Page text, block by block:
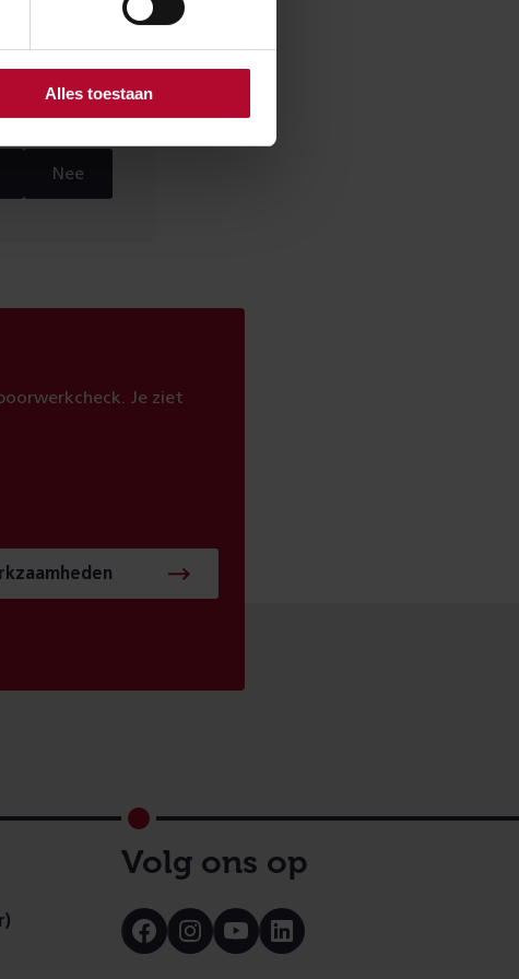
Alles toestaan
Nee
Je ziet
Volg ons op
Bezoek
onze
Bezoek
onze
Bezoek
onze
Bezoek
onze